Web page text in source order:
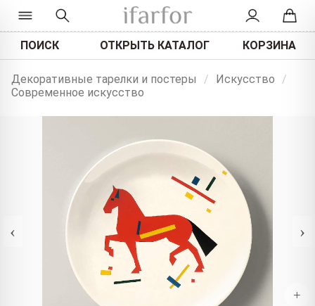
ПОИСК ОТКРЫТЬ КАТАЛОГ КОРЗИНА
Декоративные тарелки и постеры / Искусство
/
Современное искусство
‹ ›
+